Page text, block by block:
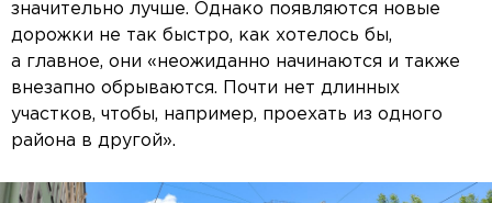
значительно лучше. Однако появляются новые
дорожки не так быстро, как хотелось бы,
а главное, они «неожиданно начинаются и также
внезапно обрываются. Почти нет длинных
участков, чтобы, например, проехать из одного
района в другой».